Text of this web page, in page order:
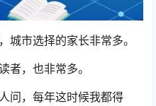
城市选择的家长非常多。
者，也非常多。
问，每年这时候我都得